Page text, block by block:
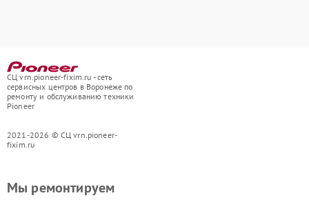
СЦ vrn.pioneer-fixim.ru - сеть
сервисных центров в Воронеже по
ремонту и обслуживанию техники
Pioneer
2021-2026 © СЦ vrn.pioneer-
fixim.ru
Мы ремонтируем